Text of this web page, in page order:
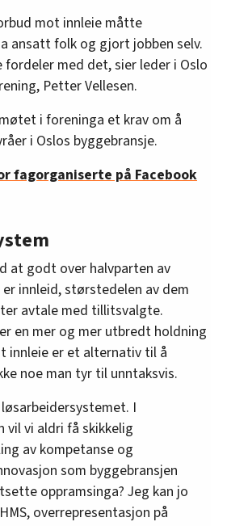
mot innleie måtte
ansatt folk og gjort jobben selv.
fordeler med det, sier leder i Oslo
Petter Vellesen.
i foreninga et krav om å
i Oslos byggebransje.
fagorganiserte på Facebook
at godt over halvparten av
innleid, størstedelen av dem
avtale med tillitsvalgte.
en mer og mer utbredt holdning
innleie er et alternativ til å
noe man tyr til unntaksvis.
I
vil vi aldri få skikkelig
av kompetanse og
som byggebransjen
oppramsinga? Jeg kan jo
overrepresentasjon på